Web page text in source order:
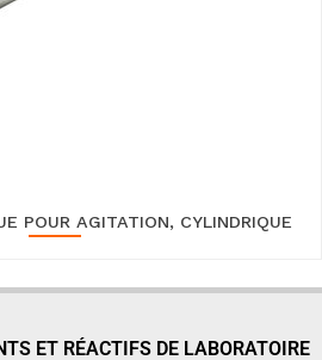
POUR AGITATION, CYLINDRIQUE
ET RÉACTIFS DE LABORATOIRE